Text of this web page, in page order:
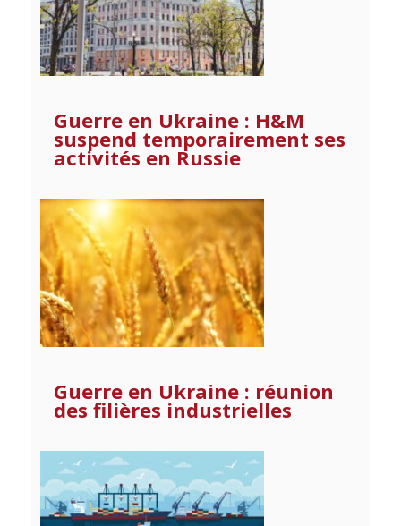
Guerre en Ukraine : H&M
suspend temporairement ses
activités en Russie
Guerre en Ukraine : réunion
des filières industrielles